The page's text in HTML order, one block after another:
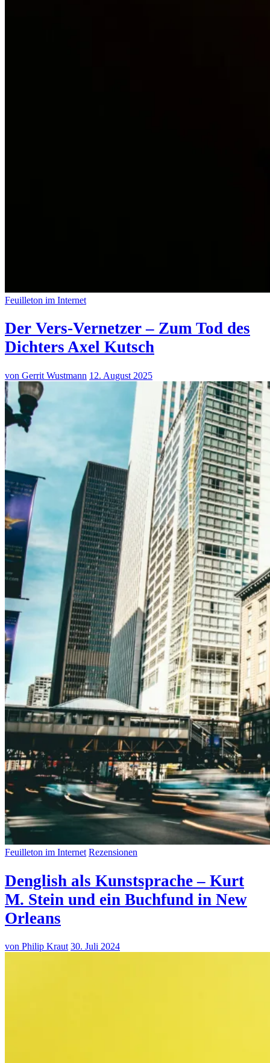
Feuilleton im Internet
Der Vers-Vernetzer – Zum Tod des
Dichters Axel Kutsch
von Gerrit Wustmann 12. August 2025
Feuilleton im Internet Rezensionen
Denglish als Kunstsprache – Kurt
M. Stein und ein Buchfund in New
Orleans
von Philip Kraut 30. Juli 2024